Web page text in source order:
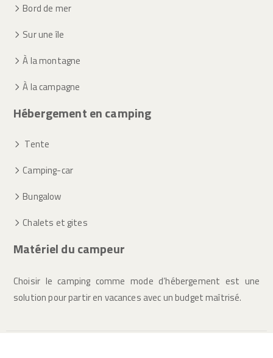
Bord de mer
Sur une île
À la montagne
À la campagne
Hébergement en camping
Tente
Camping-car
Bungalow
Chalets et gites
Matériel du campeur
Choisir le camping comme mode d’hébergement est une
solution pour partir en vacances avec un budget maîtrisé.